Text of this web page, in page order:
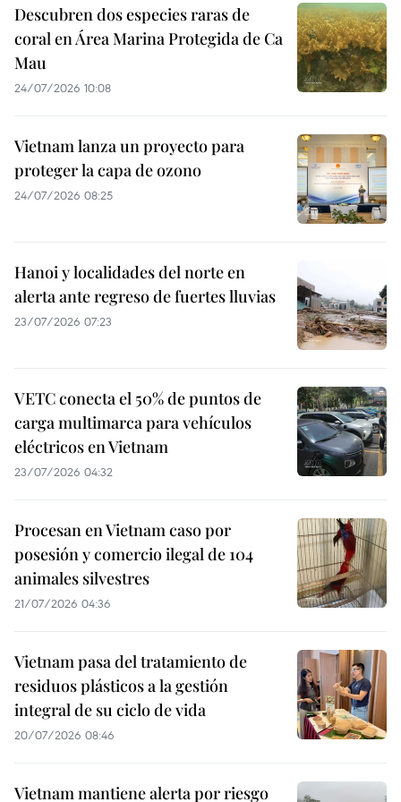
Descubren dos especies raras de
coral en Área Marina Protegida de Ca
Mau
24/07/2026 10:08
Vietnam lanza un proyecto para
proteger la capa de ozono
24/07/2026 08:25
Hanoi y localidades del norte en
alerta ante regreso de fuertes lluvias
23/07/2026 07:23
VETC conecta el 50% de puntos de
carga multimarca para vehículos
eléctricos en Vietnam
23/07/2026 04:32
Procesan en Vietnam caso por
posesión y comercio ilegal de 104
animales silvestres
21/07/2026 04:36
Vietnam pasa del tratamiento de
residuos plásticos a la gestión
integral de su ciclo de vida
20/07/2026 08:46
Vietnam mantiene alerta por riesgo